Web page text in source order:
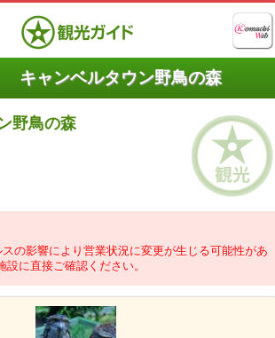
キャンベルタウン野鳥の森
野鳥の森
の影響により営業状況に変更が生じる可能性があ
設に直接ご確認ください。